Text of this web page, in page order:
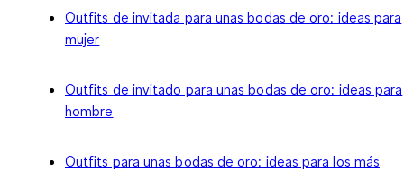
Outfits de invitada para unas bodas de oro: ideas para
mujer
Outfits de invitado para unas bodas de oro: ideas para
hombre
Outfits para unas bodas de oro: ideas para los más